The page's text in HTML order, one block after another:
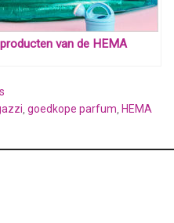
van de HEMA
, goedkope parfum, HEMA